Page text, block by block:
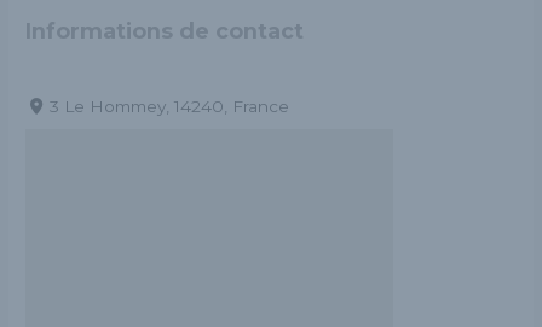
Informations de contact
3 Le Hommey, 14240, France